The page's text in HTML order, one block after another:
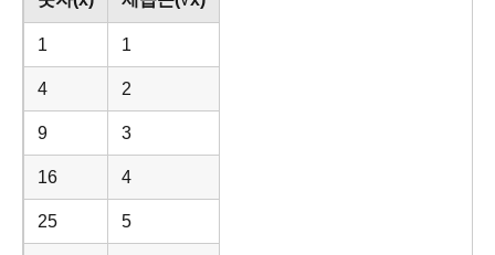
1 1
4 2
9 3
16 4
25 5